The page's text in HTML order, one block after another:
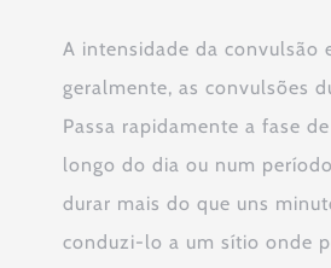
A intensidade da convulsão
geralmente, as convulsões
Passa rapidamente a fase
longo do dia ou num
durar mais do que uns
conduzi-lo a um sítio onde